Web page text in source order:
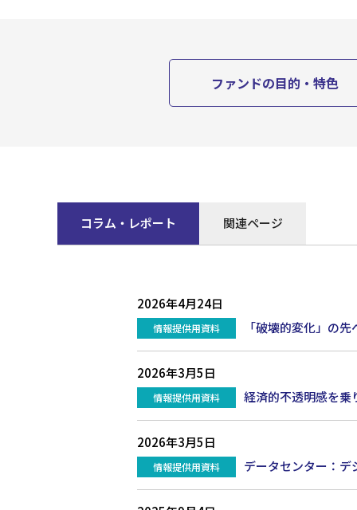
ファンドの目的・特色
コラム・レポート 関連ページ
2026年4月24日
情報提供用資料 「破壊的変化」の
2026年3月5日
情報提供用資料 経済的不透明感を乗
2026年3月5日
情報提供用資料 データセンター：